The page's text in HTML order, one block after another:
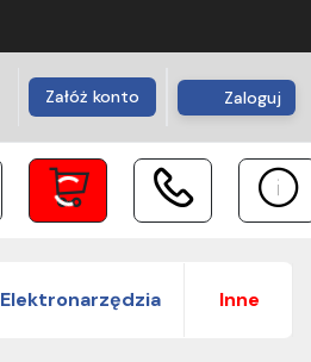
Załóż konto Zaloguj
Elektronarzędzia Inne